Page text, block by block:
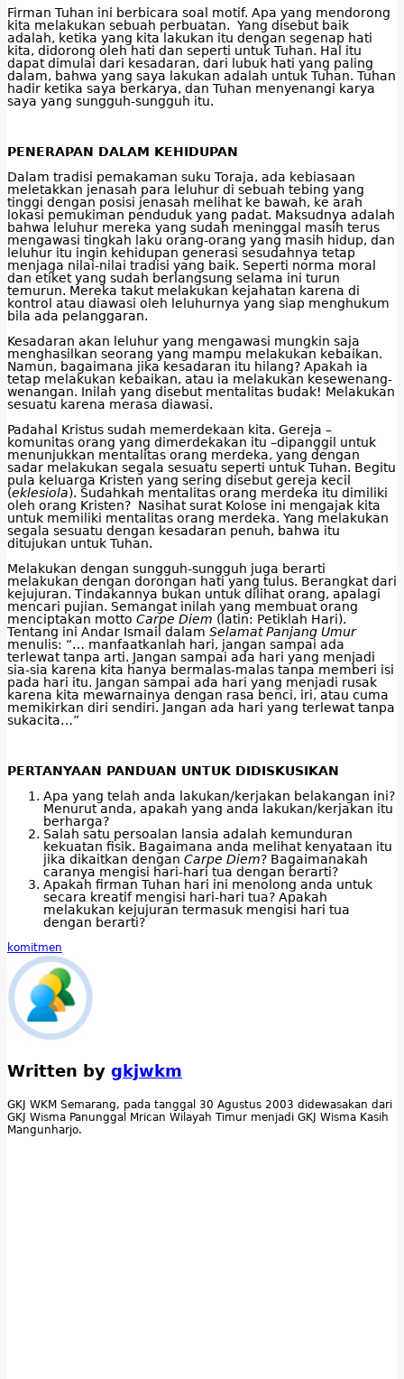
Firman Tuhan ini berbicara soal motif. Apa yang mendorong
kita melakukan sebuah perbuatan. Yang disebut baik
adalah, ketika yang kita lakukan itu dengan segenap hati
kita, didorong oleh hati dan seperti untuk Tuhan. Hal itu
dapat dimulai dari kesadaran, dari lubuk hati yang paling
dalam, bahwa yang saya lakukan adalah untuk Tuhan. Tuhan
hadir ketika saya berkarya, dan Tuhan menyenangi karya
saya yang sungguh-sungguh itu.
PENERAPAN DALAM KEHIDUPAN
Dalam tradisi pemakaman suku Toraja, ada kebiasaan
meletakkan jenasah para leluhur di sebuah tebing yang
tinggi dengan posisi jenasah melihat ke bawah, ke arah
lokasi pemukiman penduduk yang padat. Maksudnya adalah
bahwa leluhur mereka yang sudah meninggal masih terus
mengawasi tingkah laku orang-orang yang masih hidup, dan
leluhur itu ingin kehidupan generasi sesudahnya tetap
menjaga nilai-nilai tradisi yang baik. Seperti norma moral
dan etiket yang sudah berlangsung selama ini turun
temurun. Mereka takut melakukan kejahatan karena di
kontrol atau diawasi oleh leluhurnya yang siap menghukum
bila ada pelanggaran.
Kesadaran akan leluhur yang mengawasi mungkin saja
menghasilkan seorang yang mampu melakukan kebaikan.
Namun, bagaimana jika kesadaran itu hilang? Apakah ia
tetap melakukan kebaikan, atau ia melakukan kesewenang-
wenangan. Inilah yang disebut mentalitas budak! Melakukan
sesuatu karena merasa diawasi.
Padahal Kristus sudah memerdekaan kita. Gereja –
komunitas orang yang dimerdekakan itu –dipanggil untuk
menunjukkan mentalitas orang merdeka, yang dengan
sadar melakukan segala sesuatu seperti untuk Tuhan. Begitu
pula keluarga Kristen yang sering disebut gereja kecil
(eklesiola). Sudahkah mentalitas orang merdeka itu dimiliki
oleh orang Kristen? Nasihat surat Kolose ini mengajak kita
untuk memiliki mentalitas orang merdeka. Yang melakukan
segala sesuatu dengan kesadaran penuh, bahwa itu
ditujukan untuk Tuhan.
Melakukan dengan sungguh-sungguh juga berarti
melakukan dengan dorongan hati yang tulus. Berangkat dari
kejujuran. Tindakannya bukan untuk dilihat orang, apalagi
mencari pujian. Semangat inilah yang membuat orang
menciptakan motto Carpe Diem (latin: Petiklah Hari).
Tentang ini Andar Ismail dalam Selamat Panjang Umur
menulis: “… manfaatkanlah hari, jangan sampai ada
terlewat tanpa arti. Jangan sampai ada hari yang menjadi
sia-sia karena kita hanya bermalas-malas tanpa memberi isi
pada hari itu. Jangan sampai ada hari yang menjadi rusak
karena kita mewarnainya dengan rasa benci, iri, atau cuma
memikirkan diri sendiri. Jangan ada hari yang terlewat tanpa
sukacita…”
PERTANYAAN PANDUAN UNTUK DIDISKUSIKAN
Apa yang telah anda lakukan/kerjakan belakangan ini?
Menurut anda, apakah yang anda lakukan/kerjakan itu
berharga?
Salah satu persoalan lansia adalah kemunduran
kekuatan fisik. Bagaimana anda melihat kenyataan itu
jika dikaitkan dengan Carpe Diem? Bagaimanakah
caranya mengisi hari-hari tua dengan berarti?
Apakah firman Tuhan hari ini menolong anda untuk
secara kreatif mengisi hari-hari tua? Apakah
melakukan kejujuran termasuk mengisi hari tua
dengan berarti?
komitmen
Written by gkjwkm
GKJ WKM Semarang, pada tanggal 30 Agustus 2003 didewasakan dari
GKJ Wisma Panunggal Mrican Wilayah Timur menjadi GKJ Wisma Kasih
Mangunharjo.